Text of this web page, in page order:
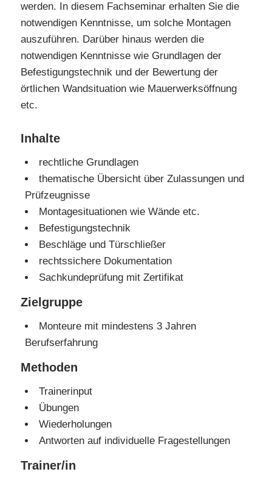
werden. In diesem Fachseminar erhalten Sie die
notwendigen Kenntnisse, um solche Montagen
auszuführen. Darüber hinaus werden die
notwendigen Kenntnisse wie Grundlagen der
Befestigungstechnik und der Bewertung der
örtlichen Wandsituation wie Mauerwerksöffnung
etc.
Inhalte
rechtliche Grundlagen
thematische Übersicht über Zulassungen und
Prüfzeugnisse
Montagesituationen wie Wände etc.
Befestigungstechnik
Beschläge und Türschließer
rechtssichere Dokumentation
Sachkundeprüfung mit Zertifikat
Zielgruppe
Monteure mit mindestens 3 Jahren
Berufserfahrung
Methoden
Trainerinput
Übungen
Wiederholungen
Antworten auf individuelle Fragestellungen
Trainer/in